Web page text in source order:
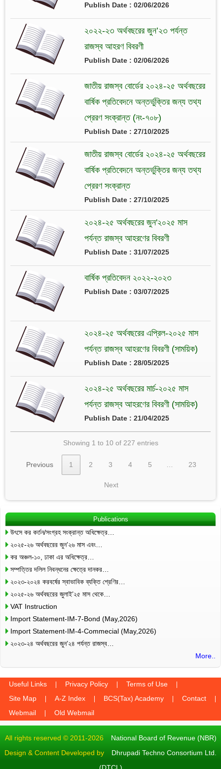
Publish Date : 02/06/2026
২০২২-২৩ অর্থবছরের জুন’২৩ পর্যন্ত
রাজস্ব আহরণ বিবরণী
Publish Date : 02/06/2026
জাতীয় রাজস্ব বোর্ডের ২০২৪-২৫ অর্থবছরের
বার্ষিক প্রতিবেদনে অন্তর্ভুক্তির জন্য তথ্য
প্রেরণ সংক্রান্ত (নং-৭০৮)
Publish Date : 27/10/2025
জাতীয় রাজস্ব বোর্ডের ২০২৪-২৫ অর্থবছরের
বার্ষিক প্রতিবেদনে অন্তর্ভুক্তির জন্য তথ্য
প্রেরণ সংক্রান্ত
Publish Date : 27/10/2025
২০২৪-২৫ অর্থবছরের জুন'২০২৫ মাস
পর্যন্ত রাজস্ব আহরণের বিবরণী
Publish Date : 31/07/2025
বার্ষিক প্রতিবেদন ২০২২-২০২৩
Publish Date : 03/07/2025
২০২৪-২৫ অর্থবছরের এপ্রিল-২০২৫ মাস
পর্যন্ত রাজস্ব আহরণের বিবরণী (সাময়িক)
Publish Date : 28/05/2025
২০২৪-২৫ অর্থবছরের মার্চ-২০২৫ মাস
পর্যন্ত রাজস্ব আহরণের বিবরণী (সাময়িক)
Publish Date : 21/04/2025
Showing 1 to 10 of 227 entries
Previous 1 2 3 4 5 23
Next
Publications
উৎসে কর কর্তন/সংগ্রহ সংক্রান্ত অধিক্ষেত্র…
২০২৫-২৬ অর্থবছরের জুন’২৬ মাস এবং…
কর অঞ্চল-১০, ঢাকা এর অধিক্ষেত্র…
সম্পত্তির দলিল নিবন্ধনের ক্ষেত্রে দানকর…
২০২৩-২০২৪ করবর্ষের স্বাভাবিক ব্যক্তি শ্রেণির…
২০২৫-২৬ অর্থবছরের জুলাই’২৫ মাস থেকে…
VAT Instruction
Import Statement-IM-7-Bond (May,2026)
Import Statement-IM-4-Commecial (May,2026)
২০২৩-২৪ অর্থবছরের জুন’২৪ পর্যন্ত রাজস্ব…
More..
Useful Links Privacy Policy
Terms of Use
Site Map
A-Z Index BCS(Tax) Academy
Contact
Webmail
Old Webmail
All rights reserved © 2011-2026 National Board of Revenue (NBR)
Design & Content Developed by Dhrupadi Techno Consortium Ltd.
(DTCL)